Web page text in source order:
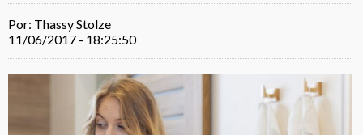
Por: Thassy Stolze
11/06/2017 - 18:25:50